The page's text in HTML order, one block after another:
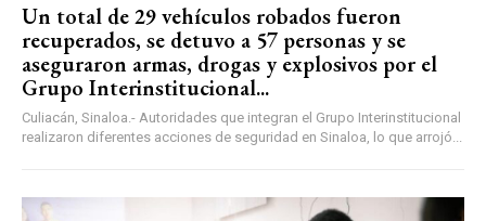
Un total de 29 vehículos robados fueron
recuperados, se detuvo a 57 personas y se
aseguraron armas, drogas y explosivos por el
Grupo Interinstitucional...
Culiacán, Sinaloa.- Autoridades que integran el Grupo Interinstitucional
realizaron diferentes acciones de seguridad en Sinaloa, lo que arrojó...